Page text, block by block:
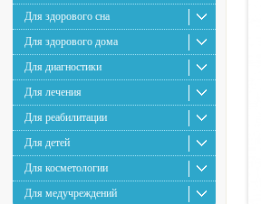
Для здорового сна
Для здорового дома
Для диагностики
Для лечения
Для реабилитации
Для детей
Для косметологии
Для медучреждений